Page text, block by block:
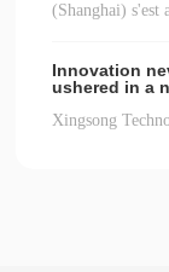
(Shanghai) s'est
Innovation
ushered in a
Xingsong